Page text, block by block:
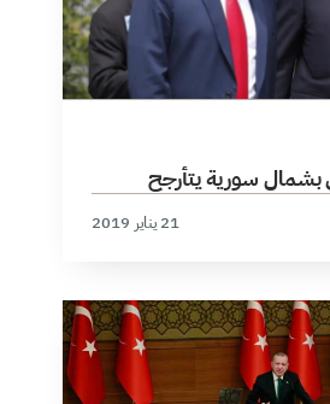
بشمال سورية يتأرجح
21 يناير 2019